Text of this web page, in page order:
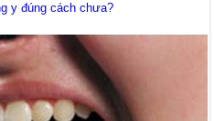
y đúng cách chưa?